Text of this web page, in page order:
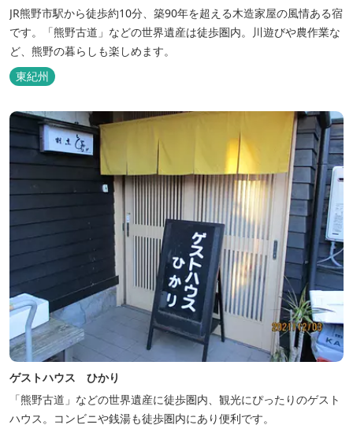
JR熊野市駅から徒歩約10分、築90年を超える木造家屋の風情ある宿
です。「熊野古道」などの世界遺産は徒歩圏内。川遊びや農作業な
ど、熊野の暮らしも楽しめます。
東紀州
ゲストハウス ひかり
「熊野古道」などの世界遺産に徒歩圏内、観光にぴったりのゲスト
ハウス。コンビニや銭湯も徒歩圏内にあり便利です。